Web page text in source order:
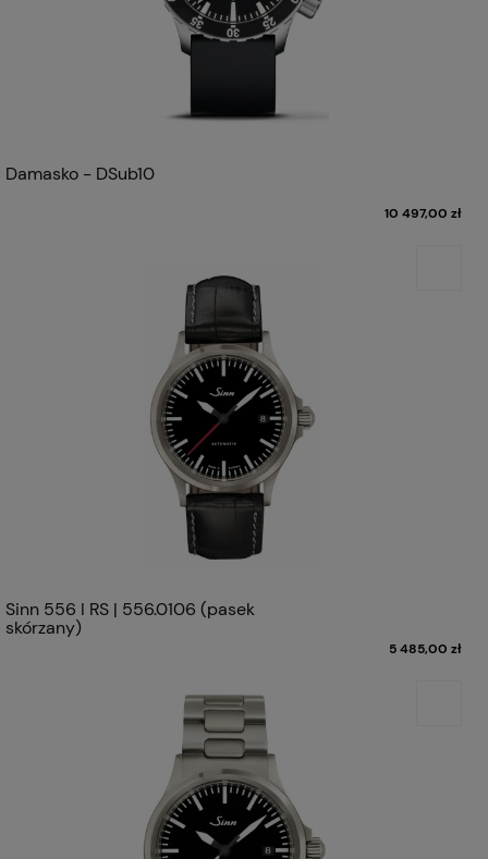
Damasko - DSub10
10 497,00 zł
Sinn 556 I RS | 556.0106 (pasek
skórzany)
5 485,00 zł